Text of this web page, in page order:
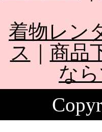
着物レン
ス
商品
な